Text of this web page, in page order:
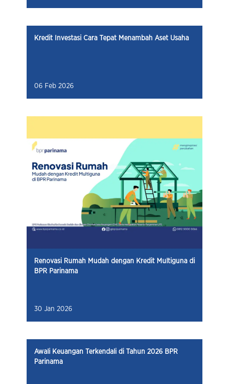
Kredit Investasi Cara Tepat Menambah Aset Usaha
06 Feb 2026
Renovasi Rumah Mudah dengan Kredit Multiguna di
BPR Parinama
30 Jan 2026
Awali Keuangan Terkendali di Tahun 2026 BPR
Parinama